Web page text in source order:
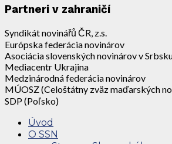
Partneri v zahraničí
Syndikát novinářů ČR, z.s.
Európska federácia novinárov
Asociácia slovenských novinárov v
Mediacentr Ukrajina
Medzinárodná federácia novinárov
MÚOSZ (Celoštátny zväz maďarských
SDP (Poľsko)
Úvod
O SSN